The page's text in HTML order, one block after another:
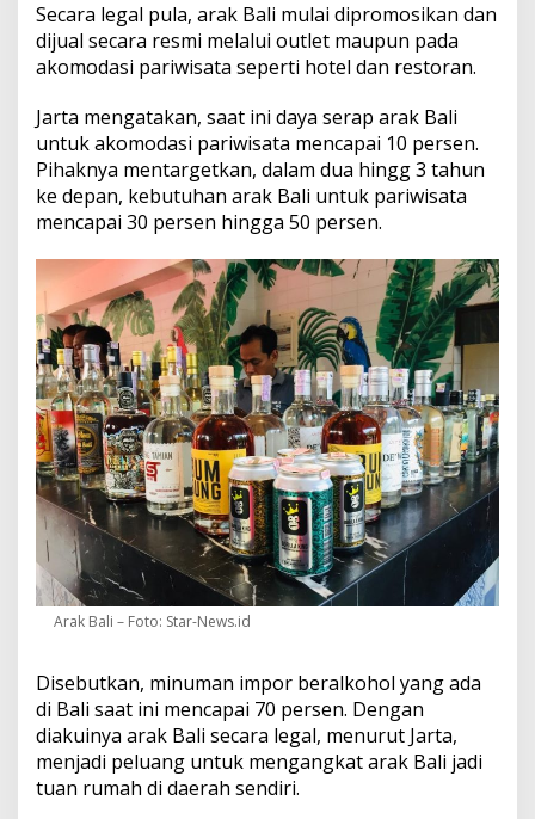
u
a
d
n
g
a
B
e
a
s
Secara legal pula, arak Bali mulai dipromosikan dan
dijual secara resmi melalui outlet maupun pada
akomodasi pariwisata seperti hotel dan restoran.
Jarta mengatakan, saat ini daya serap arak Bali
untuk akomodasi pariwisata mencapai 10 persen.
Pihaknya mentargetkan, dalam dua hingg 3 tahun
ke depan, kebutuhan arak Bali untuk pariwisata
mencapai 30 persen hingga 50 persen.
Arak Bali – Foto: Star-News.id
Disebutkan, minuman impor beralkohol yang ada
di Bali saat ini mencapai 70 persen. Dengan
diakuinya arak Bali secara legal, menurut Jarta,
menjadi peluang untuk mengangkat arak Bali jadi
tuan rumah di daerah sendiri.